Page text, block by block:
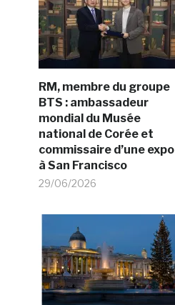
RM, membre du groupe
BTS : ambassadeur
mondial du Musée
national de Corée et
commissaire d’une expo
à San Francisco
29/06/2026